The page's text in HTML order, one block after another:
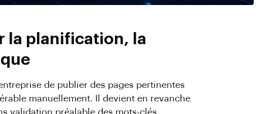
la planification, la
de publier des pages pertinentes
manuellement. Il devient en revanche
validation préalable des mots-clés,